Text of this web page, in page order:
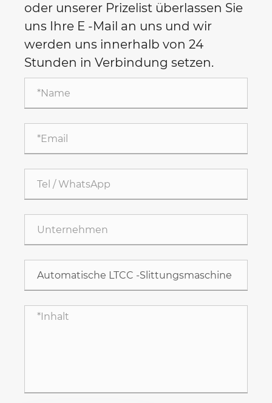
oder unserer Prizelist überlassen Sie
uns Ihre E -Mail an uns und wir
werden uns innerhalb von 24
Stunden in Verbindung setzen.